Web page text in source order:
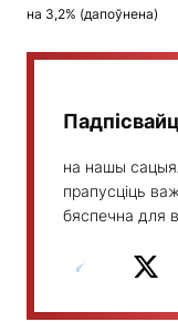
на 3,2% (дапоўнена)
на нашы
прапусціць
бяспечна для